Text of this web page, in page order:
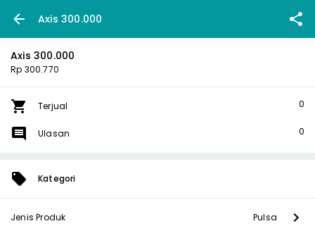
Axis 300.000
Axis 300.000
Rp 300.770
Terjual 0
Ulasan 0
Kategori
Jenis Produk Pulsa